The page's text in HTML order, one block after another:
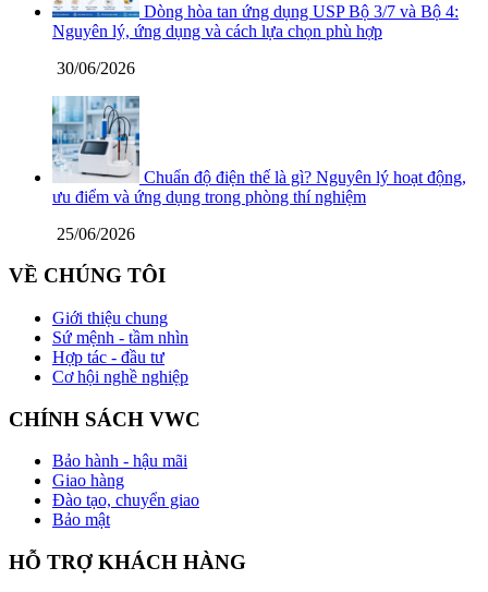
Dòng hòa tan ứng dụng USP Bộ 3/7 và Bộ 4:
Nguyên lý, ứng dụng và cách lựa chọn phù hợp
30/06/2026
Chuẩn độ điện thế là gì? Nguyên lý hoạt động,
ưu điểm và ứng dụng trong phòng thí nghiệm
25/06/2026
VỀ CHÚNG TÔI
Giới thiệu chung
Sứ mệnh - tầm nhìn
Hợp tác - đầu tư
Cơ hội nghề nghiệp
CHÍNH SÁCH VWC
Bảo hành - hậu mãi
Giao hàng
Đào tạo, chuyển giao
Bảo mật
HỖ TRỢ KHÁCH HÀNG